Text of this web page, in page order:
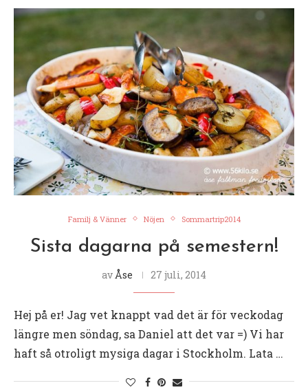
Familj & Vänner Nöjen Sommartrip2014
Sista dagarna på semestern!
av Åse 27 juli, 2014
Hej på er! Jag vet knappt vad det är för veckodag
längre men söndag, sa Daniel att det var =) Vi har
haft så otroligt mysiga dagar i Stockholm. Lata …